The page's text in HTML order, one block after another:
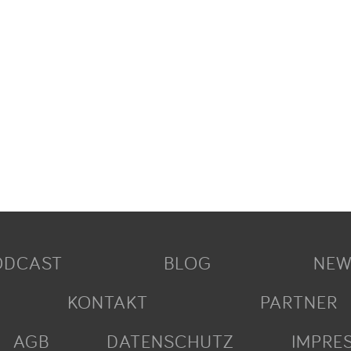
BLOG
KONTAKT
PARTNER
AGB
DATENSCHUTZ